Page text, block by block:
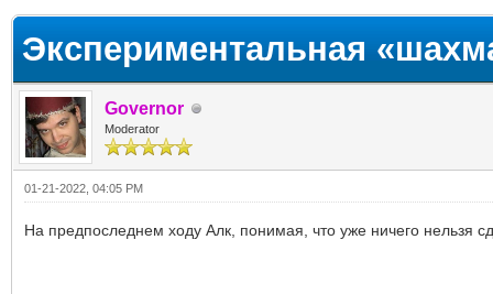
Экспериментальная
Governor
Moderator
01-21-2022, 04:05 PM
На предпоследнем ходу Алк, понимая, что уже ничего нельзя